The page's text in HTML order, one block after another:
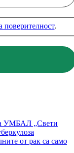
поверителност.
УМБАЛ „Свети
от рак са само